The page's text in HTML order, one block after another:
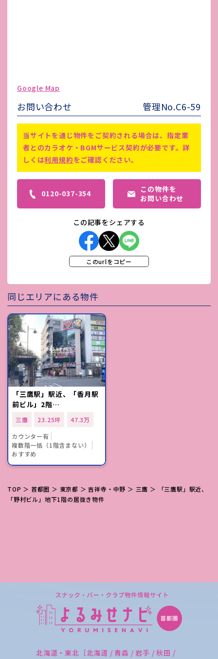
備考
退出時ルームクリーニング代は借主
Google Map
お問い合わせ 管理No.C6-59
当サイトを通じ物件をご契約される場合は、指定業
者とのカラオケ・BGMサービス契約が必要です。詳
しくは利用規約をご確認ください。
0120-037-354
この物件を
お問い合わせ
この記事をシェアする
このurlをコピー
同じエリアにある物件
「三鷹駅」駅近、「香月駅
前ビル」2階…
三鷹 23.25坪
47.3万
カウンター有
複数階一括（1階含まない）
おすすめ
TOP ＞ 首都圏 ＞ 東京都 ＞吉祥寺・中野 ＞ 三鷹 ＞ 「三鷹駅」駅近、
「野村ビル」地下1階の居抜き物件
北海道・東北［北海道 / 青森 / 岩手 / 秋田 /